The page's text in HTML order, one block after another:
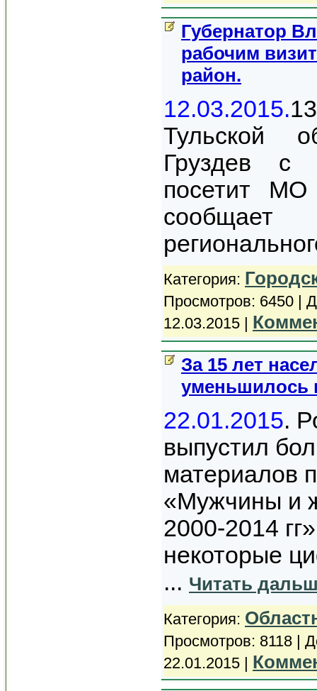
Губернатор
рабочим
район.
12.03.2015.
Тульской
Груздев с
посетит МО
Категория:
Просмотров: 6450 |
12.03.2015 |
За 15 лет
уменьшилось
22.01.2015.
выпустил
материалов
«Мужчины и
2000-2014
некоторые
... Читать
Категория:
Просмотров: 8118 |
22.01.2015 |